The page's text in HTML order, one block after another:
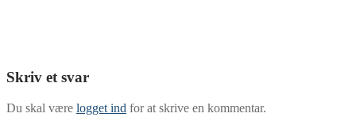
Skriv et svar
Du skal være logget ind for at skrive en kommentar.